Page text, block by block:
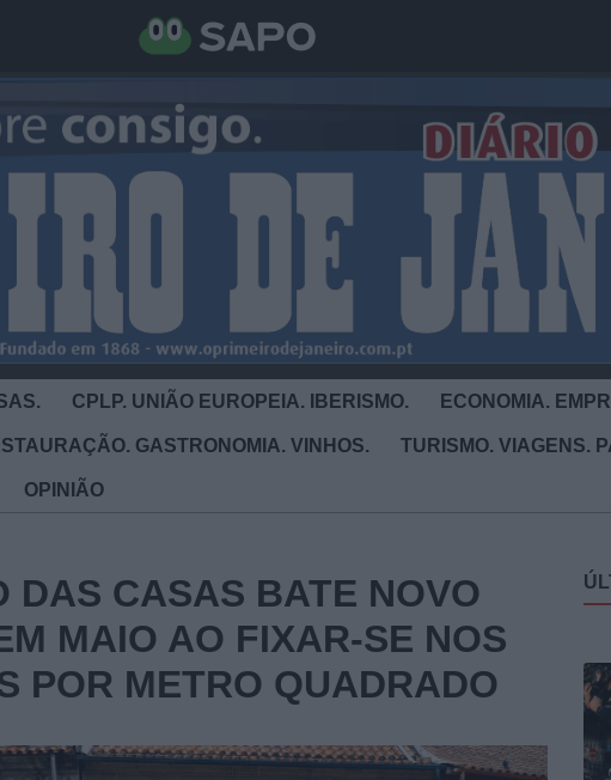
CPLP. UNIÃO EUROPEIA. IBERISMO. ECONOMIA.
GASTRONOMIA. VINHOS. TURISMO. VIAGENS.
OPINIÃO
DAS CASAS BATE NOVO
MAIO AO FIXAR-SE NOS
POR METRO QUADRADO